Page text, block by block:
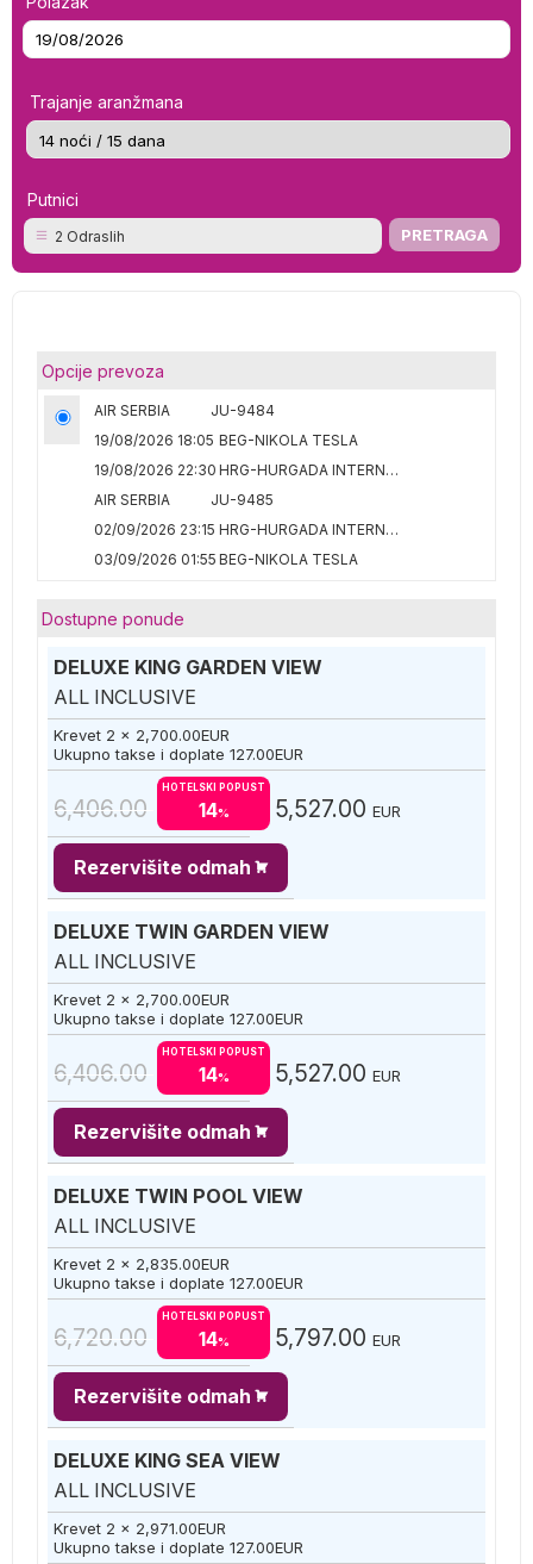
Trajanje aranžmana
Putnici
2 Odraslih
Opcije prevoza
AIR SERBIA
JU-9484
19/08/2026 18:05 BEG-NIKOLA TESLA
19/08/2026 22:30
HRG-HURGADA INTERNATIONAL
AIR SERBIA
JU-9485
02/09/2026 23:15
HRG-HURGADA INTERNATIONAL
03/09/2026 01:55 BEG-NIKOLA TESLA
Dostupne ponude
DELUXE KING GARDEN VIEW
ALL INCLUSIVE
Krevet 2 x 2,700.00EUR
Ukupno takse i doplate 127.00EUR
6,406.00
HOTELSKI POPUST
14% 5,527.00 EUR
Rezervišite odmah
DELUXE TWIN GARDEN VIEW
ALL INCLUSIVE
Krevet 2 x 2,700.00EUR
Ukupno takse i doplate 127.00EUR
6,406.00
HOTELSKI POPUST
14% 5,527.00 EUR
Rezervišite odmah
DELUXE TWIN POOL VIEW
ALL INCLUSIVE
Krevet 2 x 2,835.00EUR
Ukupno takse i doplate 127.00EUR
6,720.00
HOTELSKI POPUST
14% 5,797.00 EUR
Rezervišite odmah
DELUXE KING SEA VIEW
ALL INCLUSIVE
Krevet 2 x 2,971.00EUR
Ukupno takse i doplate 127.00EUR